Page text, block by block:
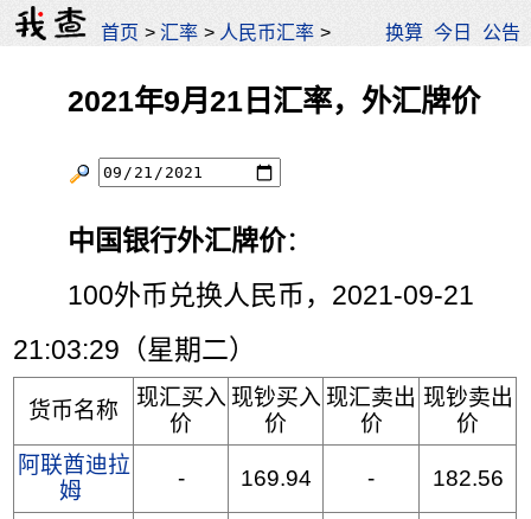
首页 >汇率 > 人民币汇率 > 换算 今日 公告
2021年9月21日汇率，外汇牌价
中国银行外汇牌价：
100外币兑换人民币，2021-09-21
21:03:29（星期二）
货币名称
现汇买入
价
现钞买入
价
现汇卖出
价
现钞卖出
价
阿联酋迪拉
姆
- 169.94 - 182.56